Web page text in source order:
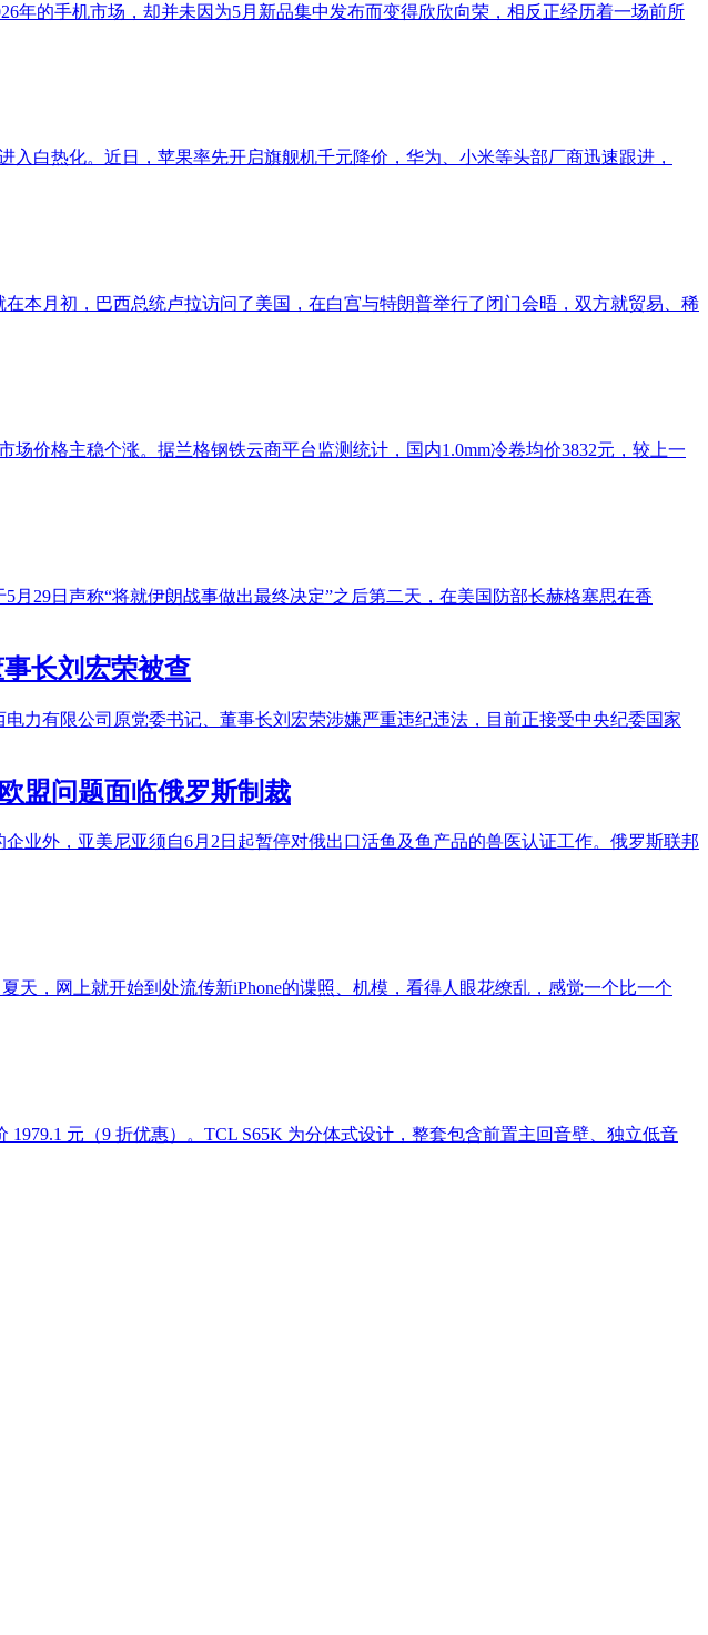
年的手机市场，却并未因为5月新品集中发布而变得欣欣向荣，相反正经历着一场前所
白热化。近日，苹果率先开启旗舰机千元降价，华为、小米等头部厂商迅速跟进，
本月初，巴西总统卢拉访问了美国，在白宫与特朗普举行了闭门会晤，双方就贸易、稀
价格主稳个涨。据兰格钢铁云商平台监测统计，国内1.0mm冷卷均价3832元，较上一
29日声称“将就伊朗战事做出最终决定”之后第二天，在美国防部长赫格塞思在香
长刘宏荣被查
力有限公司原党委书记、董事长刘宏荣涉嫌严重违纪违法，目前正接受中央纪委国家
盟问题面临俄罗斯制裁
业外，亚美尼亚须自6月2日起暂停对俄出口活鱼及鱼产品的兽医认证工作。俄罗斯联邦
，网上就开始到处流传新iPhone的谍照、机模，看得人眼花缭乱，感觉一个比一个
元（9 折优惠）。TCL S65K 为分体式设计，整套包含前置主回音壁、独立低音